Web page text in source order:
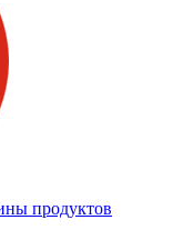
продуктов